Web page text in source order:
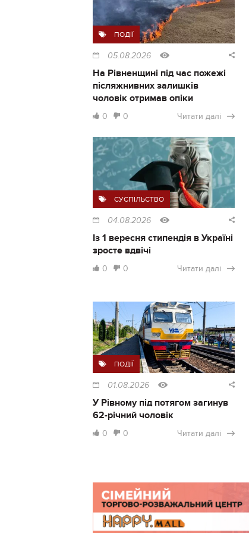
ПОДІЇ
05.08.2026
На Рівненщині під час пожежі
післяжнивних залишків
чоловік отримав опіки
0 0 Читати далі
СУСПІЛЬСТВО
04.08.2026
Із 1 вересня стипендія в Україні
зросте вдвічі
0 0 Читати далі
ПОДІЇ
01.08.2026
У Рівному під потягом загинув
62-річний чоловік
0 0 Читати далі